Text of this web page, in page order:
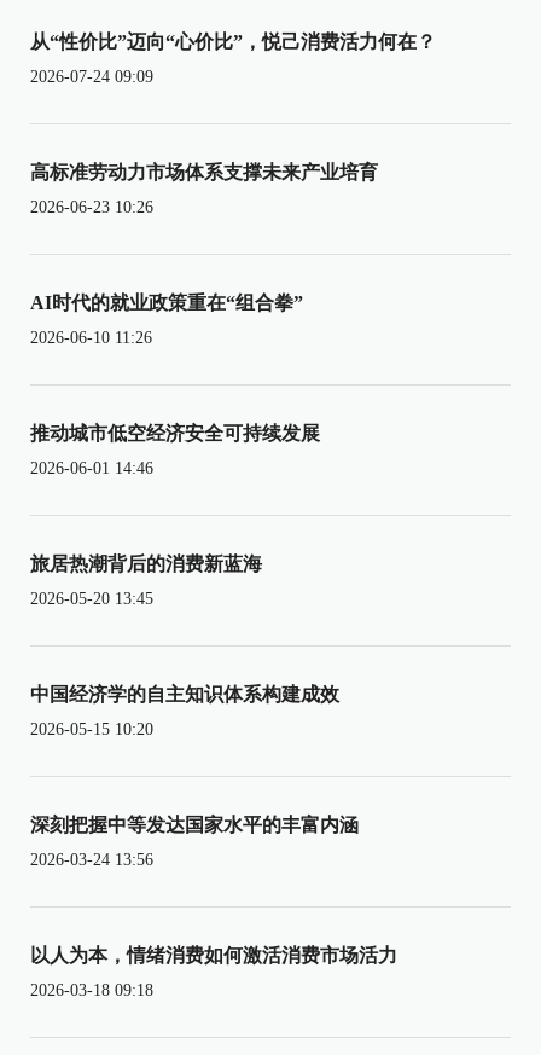
从“性价比”迈向“心价比”，悦己消费活力何在？
2026-07-24 09:09
高标准劳动力市场体系支撑未来产业培育
2026-06-23 10:26
AI时代的就业政策重在“组合拳”
2026-06-10 11:26
推动城市低空经济安全可持续发展
2026-06-01 14:46
旅居热潮背后的消费新蓝海
2026-05-20 13:45
中国经济学的自主知识体系构建成效
2026-05-15 10:20
深刻把握中等发达国家水平的丰富内涵
2026-03-24 13:56
以人为本，情绪消费如何激活消费市场活力
2026-03-18 09:18